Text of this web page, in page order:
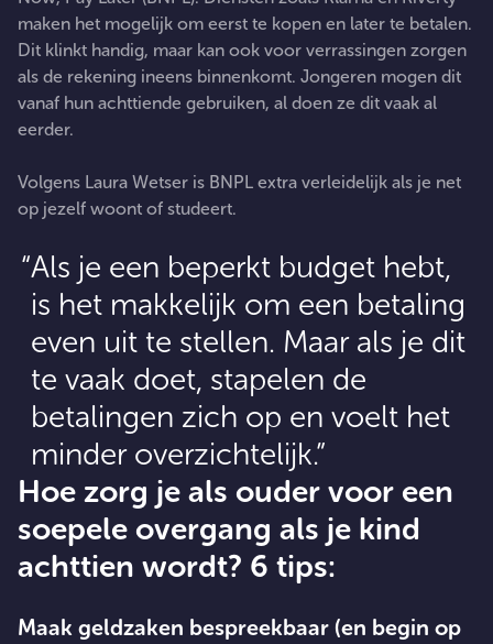
maken het mogelijk om eerst te kopen en later te betalen.
Dit klinkt handig, maar kan ook voor verrassingen zorgen
als de rekening ineens binnenkomt. Jongeren mogen dit
vanaf hun achttiende gebruiken, al doen ze dit vaak al
eerder.
Volgens Laura Wetser is BNPL extra verleidelijk als je net
op jezelf woont of studeert.
Als je een beperkt budget hebt,
is het makkelijk om een betaling
even uit te stellen. Maar als je dit
te vaak doet, stapelen de
betalingen zich op en voelt het
minder overzichtelijk.
Hoe zorg je als ouder voor een
soepele overgang als je kind
achttien wordt? 6 tips:
Maak geldzaken bespreekbaar (en begin op